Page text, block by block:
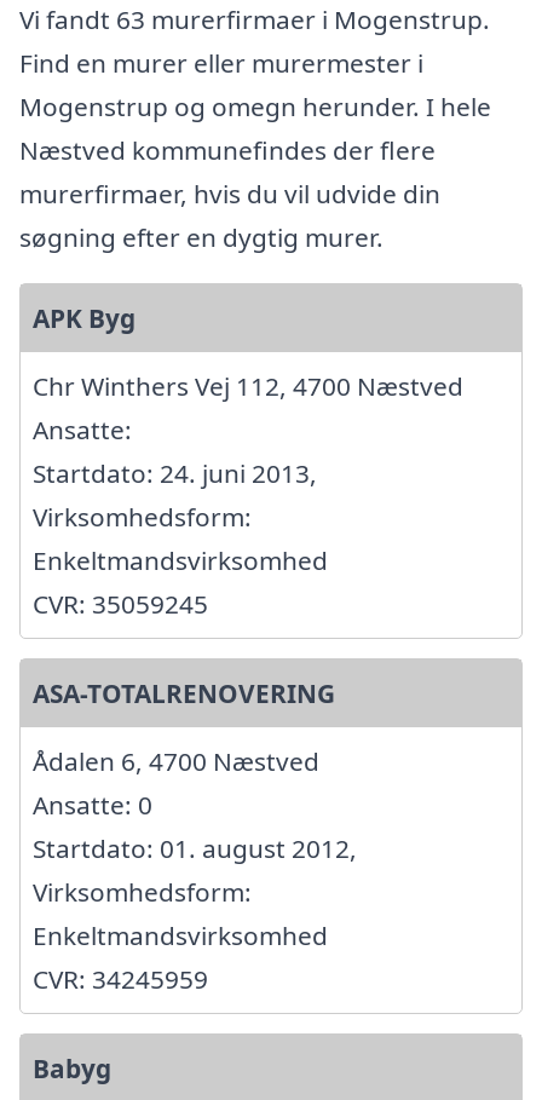
Vi fandt 63 murerfirmaer i Mogenstrup.
Find en murer eller murermester i
Mogenstrup og omegn herunder. I hele
Næstved kommunefindes der flere
murerfirmaer, hvis du vil udvide din
søgning efter en dygtig murer.
APK Byg
Chr Winthers Vej 112, 4700 Næstved
Ansatte:
Startdato: 24. juni 2013,
Virksomhedsform:
Enkeltmandsvirksomhed
CVR: 35059245
ASA-TOTALRENOVERING
Ådalen 6, 4700 Næstved
Ansatte: 0
Startdato: 01. august 2012,
Virksomhedsform:
Enkeltmandsvirksomhed
CVR: 34245959
Babyg